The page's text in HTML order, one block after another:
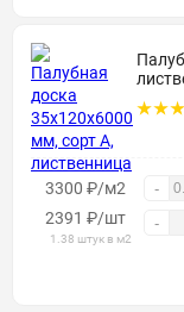
3300 ₽/м2 -
2391 ₽/шт
1.38 штук в м2
-